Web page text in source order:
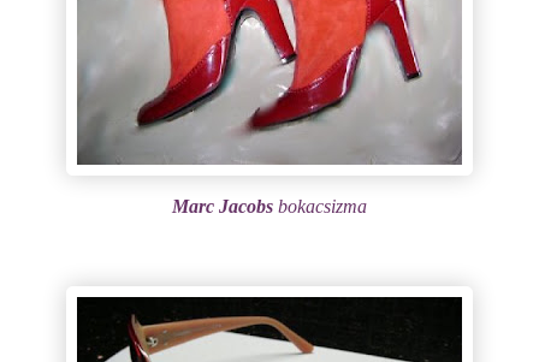
Marc Jacobs bokacsizma